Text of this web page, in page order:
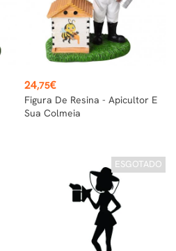
Preço
24,75€
Figura De Resina - Apicultor E
Sua Colmeia
ESGOTADO